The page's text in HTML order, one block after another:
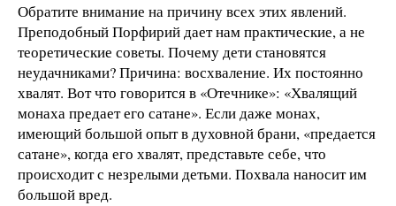
Обратите внимание на причину всех этих явлений.
Преподобный Порфирий дает нам практические, а не
теоретические советы. Почему дети становятся
неудачниками? Причина: восхваление. Их постоянно
хвалят. Вот что говорится в «Отечнике»: «Хвалящий
монаха предает его сатане». Если даже монах,
имеющий большой опыт в духовной брани, «предается
сатане», когда его хвалят, представьте себе, что
происходит с незрелыми детьми. Похвала наносит им
большой вред.